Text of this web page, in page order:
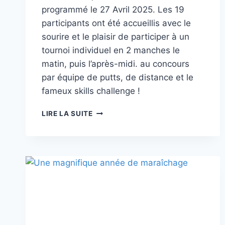
programmé le 27 Avril 2025. Les 19
participants ont été accueillis avec le
sourire et le plaisir de participer à un
tournoi individuel en 2 manches le
matin, puis l’après-midi. au concours
par équipe de putts, de distance et le
fameux skills challenge !
LIRE LA SUITETOURNOI